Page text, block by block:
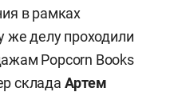
в рамках
же делу проходили
Popcorn Books
склада Артем